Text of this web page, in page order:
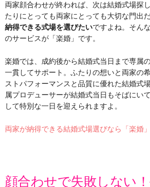
両家顔合わせが終われば、次は結婚式場探
たりにとっても両家にとっても大切な門出だ
納得できる式場を選びたいですよね。そん
のサービスが「楽婚」です。
楽婚では、成約後から結婚式当日まで専属
一貫してサポート。ふたりの想いと両家の
ストパフォーマンスと品質に優れた結婚式
属プロデューサーが結婚式当日もそばにい
して特別な一日を迎えられますよ。
両家が納得できる結婚式場選びなら「楽婚
顔合わせで失敗しない